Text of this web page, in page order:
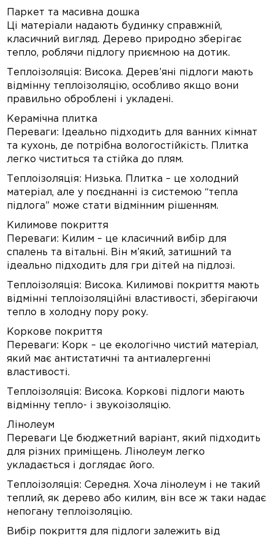
Паркет та масивна дошка
Ці матеріали надають будинку справжній,
класичний вигляд. Дерево природно зберігає
тепло, роблячи підлогу приємною на дотик.
Теплоізоляція: Висока. Дерев’яні підлоги мають
відмінну теплоізоляцію, особливо якщо вони
правильно оброблені і укладені.
Керамічна плитка
Переваги: Ідеально підходить для ванних кімнат
та кухонь, де потрібна вологостійкість. Плитка
легко чиститься та стійка до плям.
Теплоізоляція: Низька. Плитка – це холодний
матеріал, але у поєднанні із системою “тепла
підлога” може стати відмінним рішенням.
Килимове покриття
Переваги: Килим – це класичний вибір для
спалень та вітальні. Він м’який, затишний та
ідеально підходить для гри дітей на підлозі.
Теплоізоляція: Висока. Килимові покриття мають
відмінні теплоізоляційні властивості, зберігаючи
тепло в холодну пору року.
Коркове покриття
Переваги: Корк – це екологічно чистий матеріал,
який має антистатичні та антиалергенні
властивості.
Теплоізоляція: Висока. Коркові підлоги мають
відмінну тепло- і звукоізоляцію.
Лінолеум
Переваги Це бюджетний варіант, який підходить
для різних приміщень. Лінолеум легко
укладається і доглядає його.
Теплоізоляція: Середня. Хоча лінолеум і не такий
теплий, як дерево або килим, він все ж таки надає
непогану теплоізоляцію.
Вибір покриття для підлоги залежить від